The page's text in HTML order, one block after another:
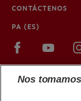
CONTÁCTENOS
PA (ES)
Nos